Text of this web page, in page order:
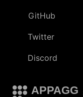
GitHub
Twitter
Discord
APPAGG